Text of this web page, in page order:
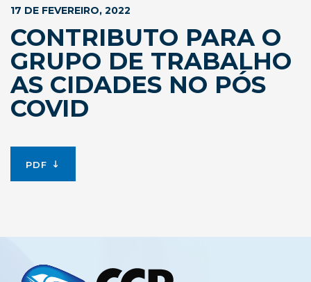
17 DE FEVEREIRO, 2022
CONTRIBUTO PARA O
GRUPO DE TRABALHO
AS CIDADES NO PÓS
COVID
PDF